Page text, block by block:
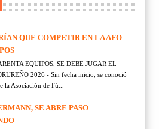
QUE COMPETIR EN LA AFO
EQUIPOS, SE DEBE JUGAR EL
2026 - Sin fecha inicio, se conoció
la Asociación de Fú...
SE ABRE PASO